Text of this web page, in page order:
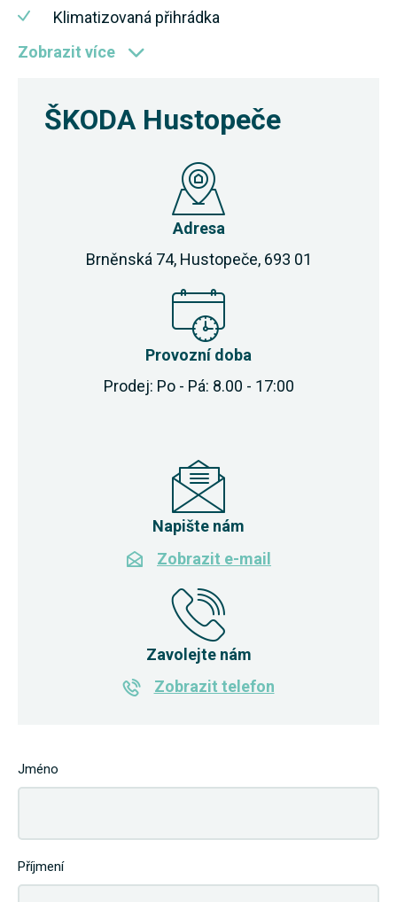
Klimatizovaná přihrádka
Zobrazit více
ŠKODA Hustopeče
Adresa
Brněnská 74, Hustopeče, 693 01
Provozní doba
Prodej: Po - Pá: 8.00 - 17:00
Napište nám
Zobrazit e-mail
Zavolejte nám
Zobrazit telefon
Jméno
Příjmení